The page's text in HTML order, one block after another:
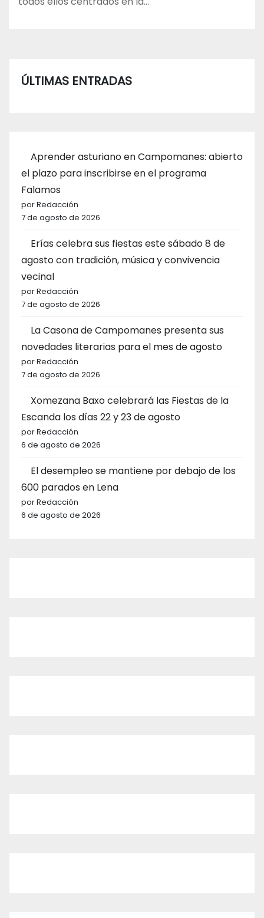
ÚLTIMAS ENTRADAS
Aprender asturiano en Campomanes: abierto
el plazo para inscribirse en el programa
Falamos
por Redacción
7 de agosto de 2026
Erías celebra sus fiestas este sábado 8 de
agosto con tradición, música y convivencia
vecinal
por Redacción
7 de agosto de 2026
La Casona de Campomanes presenta sus
novedades literarias para el mes de agosto
por Redacción
7 de agosto de 2026
Xomezana Baxo celebrará las Fiestas de la
Escanda los días 22 y 23 de agosto
por Redacción
6 de agosto de 2026
El desempleo se mantiene por debajo de los
600 parados en Lena
por Redacción
6 de agosto de 2026